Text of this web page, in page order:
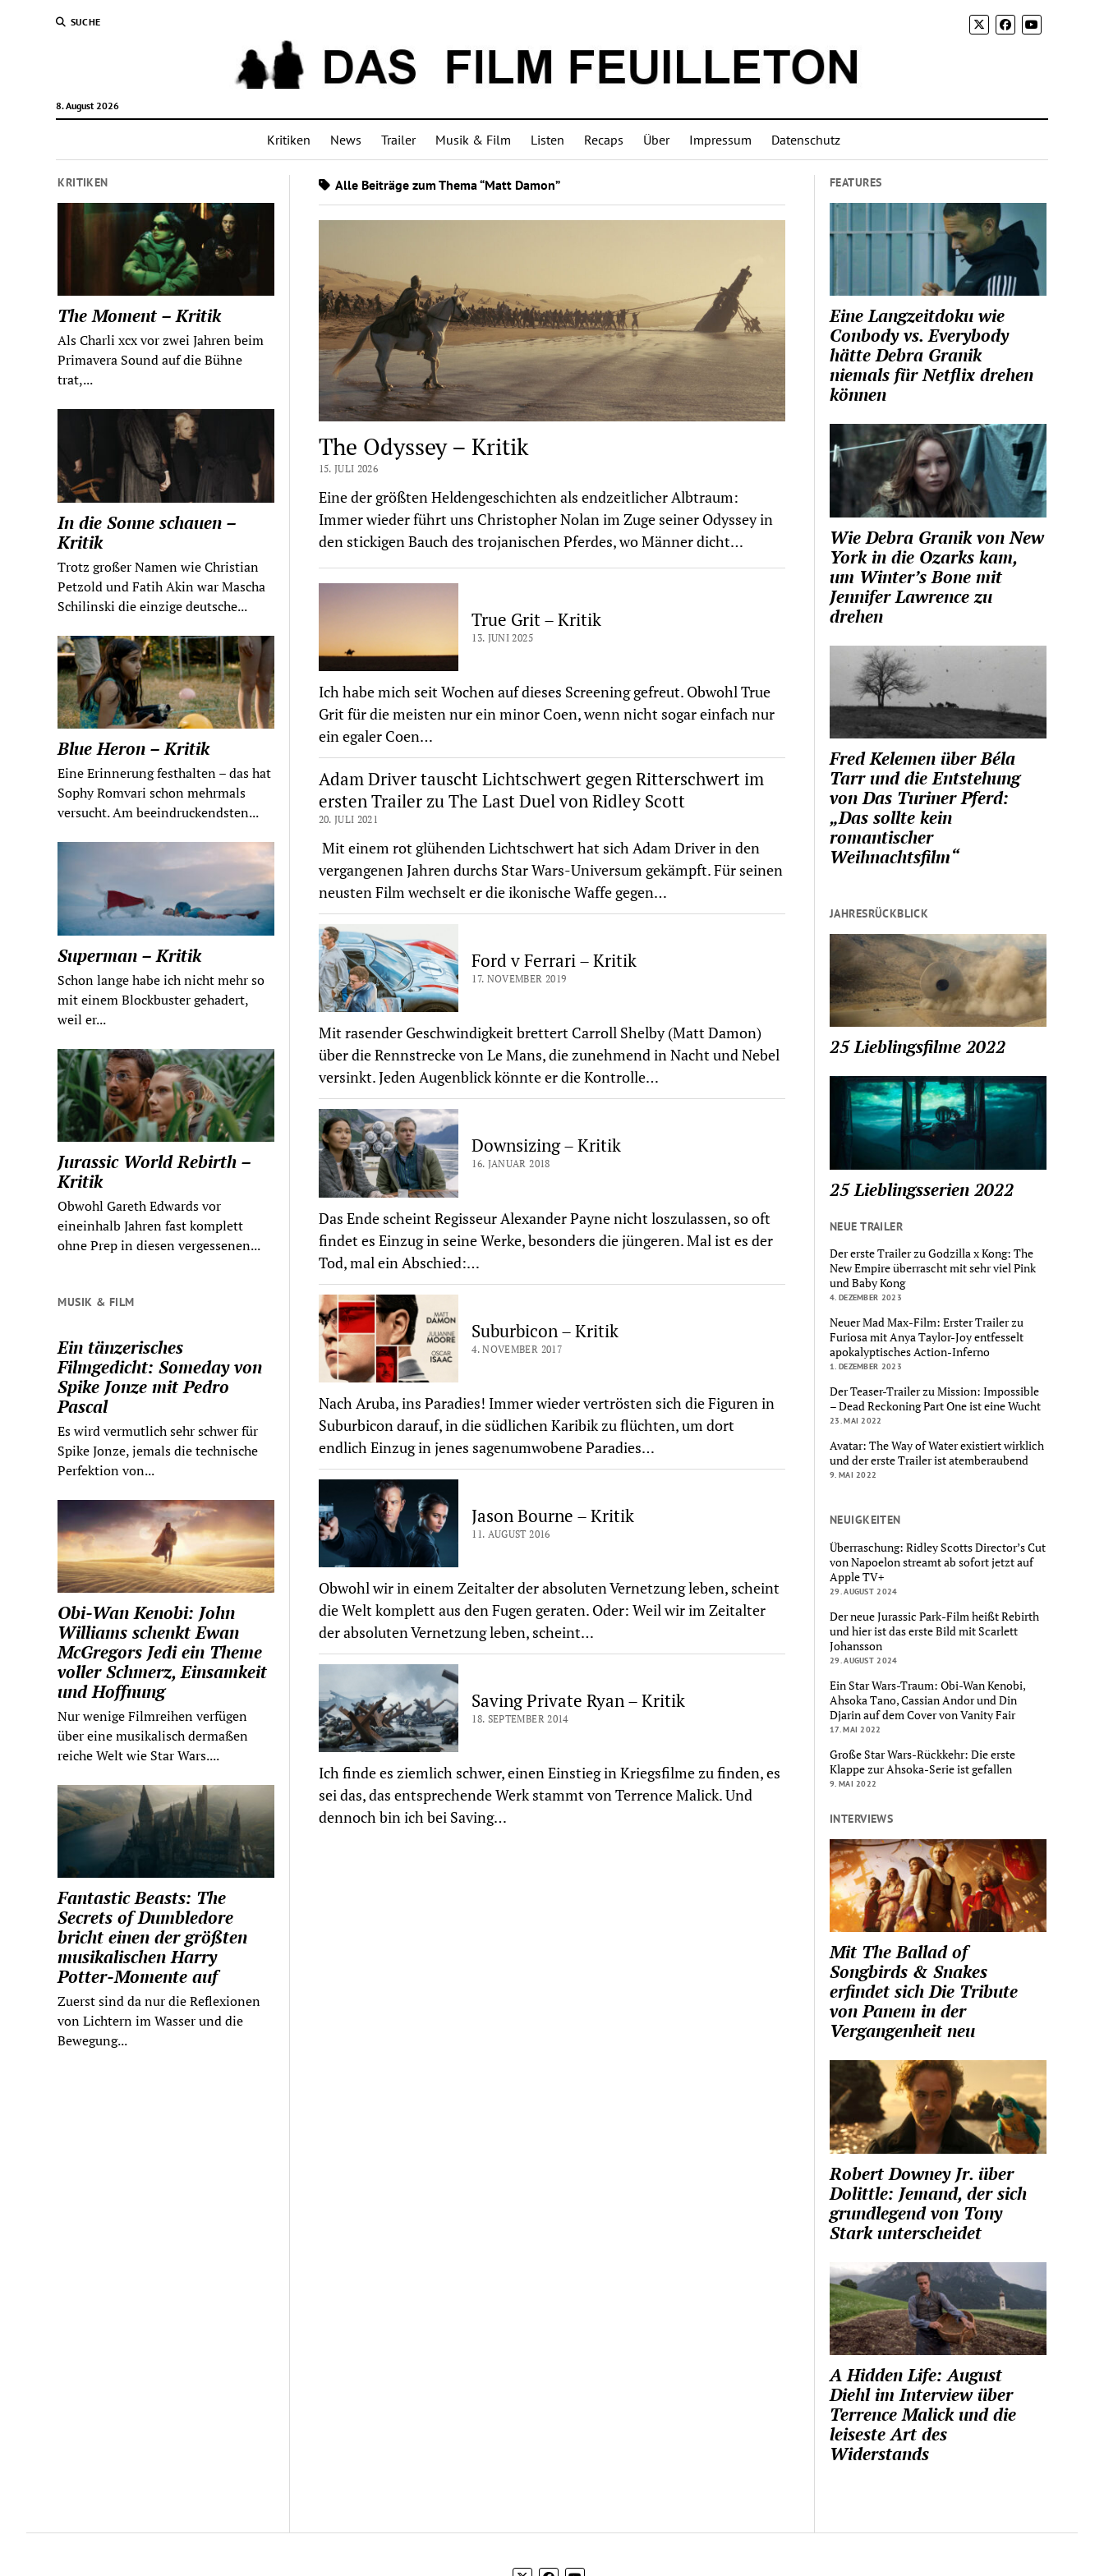
SUCHE
8. August 2026
Kritiken News Trailer Musik & Film Listen Recaps Über Impressum Datenschutz
KRITIKEN
The Moment – Kritik
Als Charli xcx vor zwei Jahren beim
Primavera Sound auf die Bühne
trat,...
In die Sonne schauen –
Kritik
Trotz großer Namen wie Christian
Petzold und Fatih Akin war Mascha
Schilinski die einzige deutsche...
Blue Heron – Kritik
Eine Erinnerung festhalten – das hat
Sophy Romvari schon mehrmals
versucht. Am beeindruckendsten...
Superman – Kritik
Schon lange habe ich nicht mehr so
mit einem Blockbuster gehadert,
weil er...
Jurassic World Rebirth –
Kritik
Obwohl Gareth Edwards vor
eineinhalb Jahren fast komplett
ohne Prep in diesen vergessenen...
MUSIK & FILM
Ein tänzerisches
Filmgedicht: Someday von
Spike Jonze mit Pedro
Pascal
Es wird vermutlich sehr schwer für
Spike Jonze, jemals die technische
Perfektion von...
Obi-Wan Kenobi: John
Williams schenkt Ewan
McGregors Jedi ein Theme
voller Schmerz, Einsamkeit
und Hoffnung
Nur wenige Filmreihen verfügen
über eine musikalisch dermaßen
reiche Welt wie Star Wars....
Fantastic Beasts: The
Secrets of Dumbledore
bricht einen der größten
musikalischen Harry
Potter-Momente auf
Zuerst sind da nur die Reflexionen
von Lichtern im Wasser und die
Bewegung...
Alle Beiträge zum Thema “Matt Damon”
The Odyssey – Kritik
15. JULI 2026
Eine der größten Heldengeschichten als endzeitlicher Albtraum:
Immer wieder führt uns Christopher Nolan im Zuge seiner Odyssey in
den stickigen Bauch des trojanischen Pferdes, wo Männer dicht…
True Grit – Kritik
13. JUNI 2025
Ich habe mich seit Wochen auf dieses Screening gefreut. Obwohl True
Grit für die meisten nur ein minor Coen, wenn nicht sogar einfach nur
ein egaler Coen…
Adam Driver tauscht Lichtschwert gegen Ritterschwert im
ersten Trailer zu The Last Duel von Ridley Scott
20. JULI 2021
Mit einem rot glühenden Lichtschwert hat sich Adam Driver in den
vergangenen Jahren durchs Star Wars-Universum gekämpft. Für seinen
neusten Film wechselt er die ikonische Waffe gegen…
Ford v Ferrari – Kritik
17. NOVEMBER 2019
Mit rasender Geschwindigkeit brettert Carroll Shelby (Matt Damon)
über die Rennstrecke von Le Mans, die zunehmend in Nacht und Nebel
versinkt. Jeden Augenblick könnte er die Kontrolle…
Downsizing – Kritik
16. JANUAR 2018
Das Ende scheint Regisseur Alexander Payne nicht loszulassen, so oft
findet es Einzug in seine Werke, besonders die jüngeren. Mal ist es der
Tod, mal ein Abschied:…
Suburbicon – Kritik
4. NOVEMBER 2017
Nach Aruba, ins Paradies! Immer wieder vertrösten sich die Figuren in
Suburbicon darauf, in die südlichen Karibik zu flüchten, um dort
endlich Einzug in jenes sagenumwobene Paradies…
Jason Bourne – Kritik
11. AUGUST 2016
Obwohl wir in einem Zeitalter der absoluten Vernetzung leben, scheint
die Welt komplett aus den Fugen geraten. Oder: Weil wir im Zeitalter
der absoluten Vernetzung leben, scheint…
Saving Private Ryan – Kritik
18. SEPTEMBER 2014
Ich finde es ziemlich schwer, einen Einstieg in Kriegsfilme zu finden, es
sei das, das entsprechende Werk stammt von Terrence Malick. Und
dennoch bin ich bei Saving…
FEATURES
Eine Langzeitdoku wie
Conbody vs. Everybody
hätte Debra Granik
niemals für Netflix drehen
können
Wie Debra Granik von New
York in die Ozarks kam,
um Winter’s Bone mit
Jennifer Lawrence zu
drehen
Fred Kelemen über Béla
Tarr und die Entstehung
von Das Turiner Pferd:
„Das sollte kein
romantischer
Weihnachtsfilm“
JAHRESRÜCKBLICK
25 Lieblingsfilme 2022
25 Lieblingsserien 2022
NEUE TRAILER
Der erste Trailer zu Godzilla x Kong: The
New Empire überrascht mit sehr viel Pink
und Baby Kong
4. DEZEMBER 2023
Neuer Mad Max-Film: Erster Trailer zu
Furiosa mit Anya Taylor-Joy entfesselt
apokalyptisches Action-Inferno
1. DEZEMBER 2023
Der Teaser-Trailer zu Mission: Impossible
– Dead Reckoning Part One ist eine Wucht
23. MAI 2022
Avatar: The Way of Water existiert wirklich
und der erste Trailer ist atemberaubend
9. MAI 2022
NEUIGKEITEN
Überraschung: Ridley Scotts Director’s Cut
von Napoelon streamt ab sofort jetzt auf
Apple TV+
29. AUGUST 2024
Der neue Jurassic Park-Film heißt Rebirth
und hier ist das erste Bild mit Scarlett
Johansson
29. AUGUST 2024
Ein Star Wars-Traum: Obi-Wan Kenobi,
Ahsoka Tano, Cassian Andor und Din
Djarin auf dem Cover von Vanity Fair
17. MAI 2022
Große Star Wars-Rückkehr: Die erste
Klappe zur Ahsoka-Serie ist gefallen
9. MAI 2022
INTERVIEWS
Mit The Ballad of
Songbirds & Snakes
erfindet sich Die Tribute
von Panem in der
Vergangenheit neu
Robert Downey Jr. über
Dolittle: Jemand, der sich
grundlegend von Tony
Stark unterscheidet
A Hidden Life: August
Diehl im Interview über
Terrence Malick und die
leiseste Art des
Widerstands